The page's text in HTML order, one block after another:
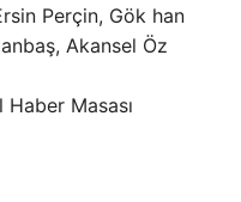
Perçin, Gök han
Akansel Öz
Masası